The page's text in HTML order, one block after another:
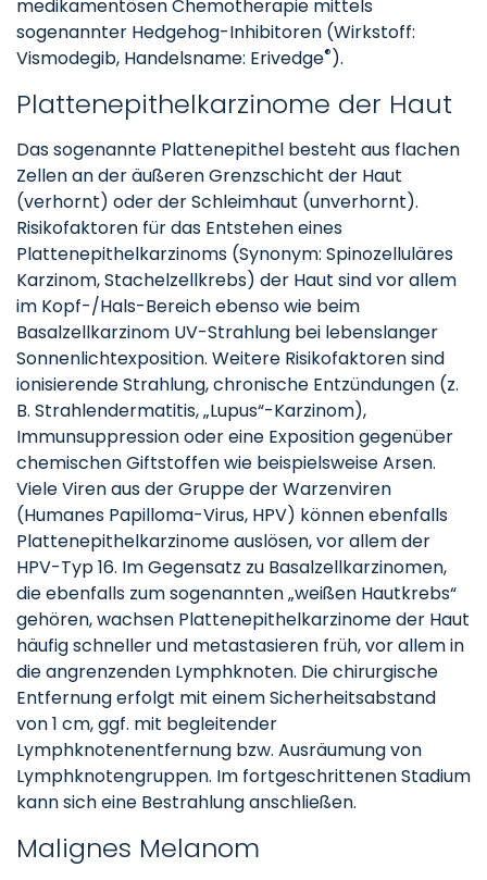
medikamentösen Chemotherapie mittels
sogenannter Hedgehog-Inhibitoren (Wirkstoff:
Vismodegib, Handelsname: Erivedge®).
Plattenepithelkarzinome der Haut
Das sogenannte Plattenepithel besteht aus flachen
Zellen an der äußeren Grenzschicht der Haut
(verhornt) oder der Schleimhaut (unverhornt).
Risikofaktoren für das Entstehen eines
Plattenepithelkarzinoms (Synonym: Spinozelluläres
Karzinom, Stachelzellkrebs) der Haut sind vor allem
im Kopf-/Hals-Bereich ebenso wie beim
Basalzellkarzinom UV-Strahlung bei lebenslanger
Sonnenlichtexposition. Weitere Risikofaktoren sind
ionisierende Strahlung, chronische Entzündungen (z.
B. Strahlendermatitis, „Lupus“-Karzinom),
Immunsuppression oder eine Exposition gegenüber
chemischen Giftstoffen wie beispielsweise Arsen.
Viele Viren aus der Gruppe der Warzenviren
(Humanes Papilloma-Virus, HPV) können ebenfalls
Plattenepithelkarzinome auslösen, vor allem der
HPV-Typ 16. Im Gegensatz zu Basalzellkarzinomen,
die ebenfalls zum sogenannten „weißen Hautkrebs“
gehören, wachsen Plattenepithelkarzinome der Haut
häufig schneller und metastasieren früh, vor allem in
die angrenzenden Lymphknoten. Die chirurgische
Entfernung erfolgt mit einem Sicherheitsabstand
von 1 cm, ggf. mit begleitender
Lymphknotenentfernung bzw. Ausräumung von
Lymphknotengruppen. Im fortgeschrittenen Stadium
kann sich eine Bestrahlung anschließen.
Malignes Melanom